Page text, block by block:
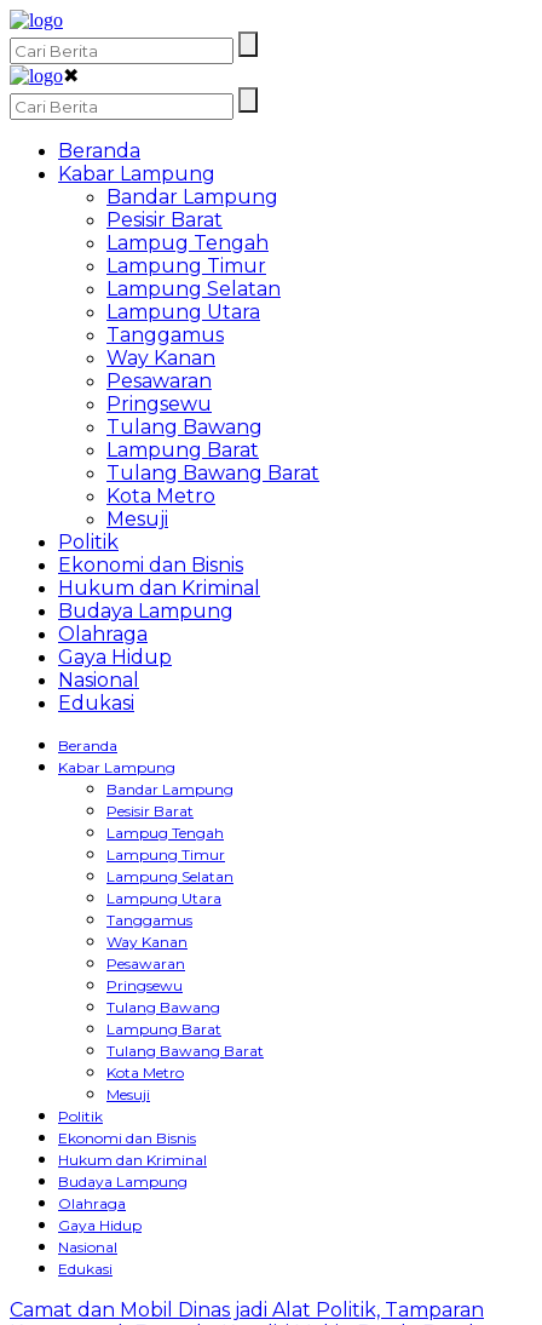
✖
Beranda
Kabar Lampung
Bandar Lampung
Pesisir Barat
Lampug Tengah
Lampung Timur
Lampung Selatan
Lampung Utara
Tanggamus
Way Kanan
Pesawaran
Pringsewu
Tulang Bawang
Lampung Barat
Tulang Bawang Barat
Kota Metro
Mesuji
Politik
Ekonomi dan Bisnis
Hukum dan Kriminal
Budaya Lampung
Olahraga
Gaya Hidup
Nasional
Edukasi
Beranda
Kabar Lampung
Bandar Lampung
Pesisir Barat
Lampug Tengah
Lampung Timur
Lampung Selatan
Lampung Utara
Tanggamus
Way Kanan
Pesawaran
Pringsewu
Tulang Bawang
Lampung Barat
Tulang Bawang Barat
Kota Metro
Mesuji
Politik
Ekonomi dan Bisnis
Hukum dan Kriminal
Budaya Lampung
Olahraga
Gaya Hidup
Nasional
Edukasi
Camat dan Mobil Dinas jadi Alat Politik, Tamparan